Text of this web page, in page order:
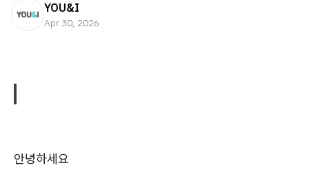
YOU&I
Apr 30, 2026
안녕하세요